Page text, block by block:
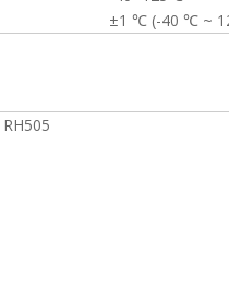
±1 ℃ (-40 ℃ ~